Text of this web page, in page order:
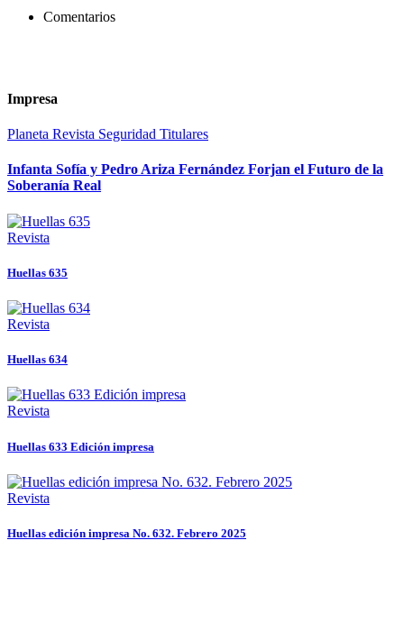
Comentarios
Impresa
Planeta Revista Seguridad Titulares
Infanta Sofía y Pedro Ariza Fernández Forjan el Futuro de la
Soberanía Real
Revista
Huellas 635
Revista
Huellas 634
Revista
Huellas 633 Edición impresa
Revista
Huellas edición impresa No. 632. Febrero 2025